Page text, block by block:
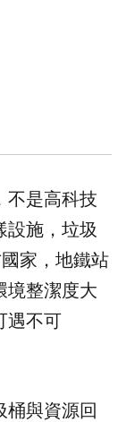
不是高科技
設施，垃圾
家，地鐵站
境整潔度大
遇不可
桶與資源回